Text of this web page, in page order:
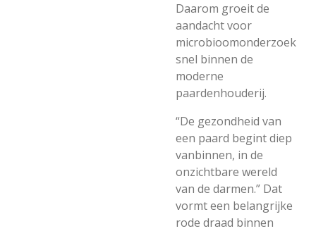
Daarom groeit de
aandacht voor
microbioomonderzoek
snel binnen de
moderne
paardenhouderij.
“De gezondheid van
een paard begint diep
vanbinnen, in de
onzichtbare wereld
van de darmen.” Dat
vormt een belangrijke
rode draad binnen